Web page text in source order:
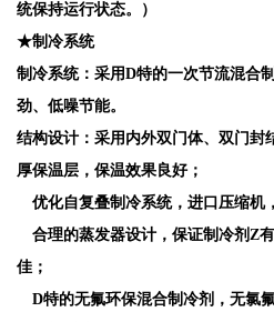
统保持运行状态。）
★制冷系统
制冷系统：采用D特的一次节流混合
劲、低噪节能。
结构设计：采用内外双门体、双门封
厚保温层，保温效果良好；
优化自复叠制冷系统，进口压缩机
合理的蒸发器设计，保证制冷剂Z
佳；
D特的无氟环保混合制冷剂，无氯